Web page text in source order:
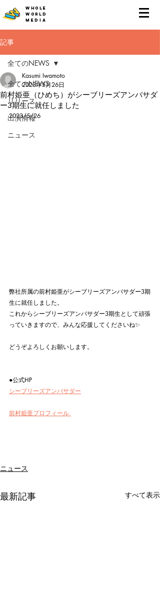
WHOLE
MEDIA
WORLD
記事
全てのNEWS
リリース
出演情報
ニュース
全てのNEWS
前村姫亜（ひめち）がシーブリーズアンバサダ
ー3期生に就任しました
Kasumi Iwamoto
2023年5月26日
2023/5/26
弊社所属の前村姫亜がシーブリーズアンバサダー3期
生に就任しました。
これからシーブリーズアンバサダー3期生として頑張
っていきますので、みんな応援してくださいね✨
どうぞよろしくお願いします。
●公式HP
シーブリーズアンバサダー
前村姫亜プロフィール
ニュース
最新記事 すべて表示